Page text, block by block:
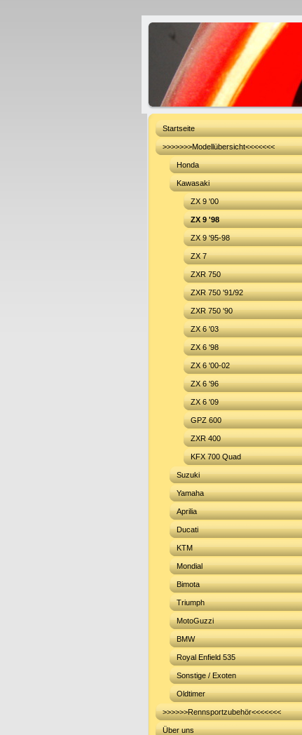
Startseite
>>>>>>>Modellübersicht<<<<<<<
Honda
Kawasaki
ZX 9 '00
ZX 9 '98
ZX 9 '95-98
ZX 7
ZXR 750
ZXR 750 '91/92
ZXR 750 '90
ZX 6 '03
ZX 6 '98
ZX 6 '00-02
ZX 6 '96
ZX 6 '09
GPZ 600
ZXR 400
KFX 700 Quad
Suzuki
Yamaha
Aprilia
Ducati
KTM
Mondial
Bimota
Triumph
MotoGuzzi
BMW
Royal Enfield 535
Sonstige / Exoten
Oldtimer
>>>>>>Rennsportzubehör<<<<<<<
Über uns